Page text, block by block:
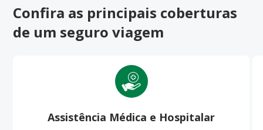
Confira as principais coberturas
de um seguro viagem
Assistência Médica e Hospitalar